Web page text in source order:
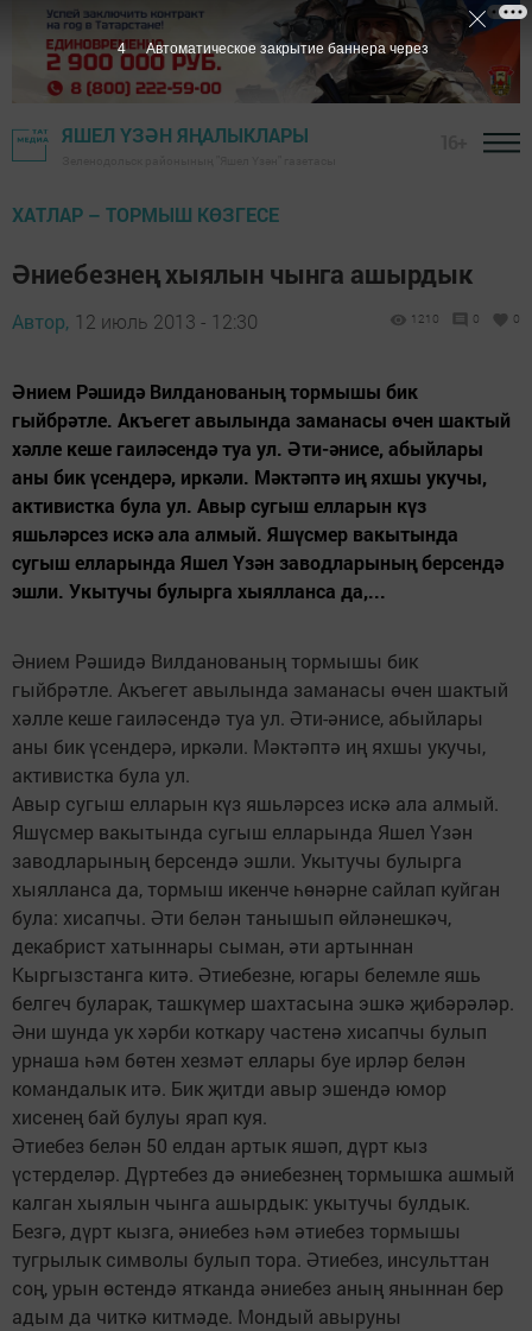
ЯШЕЛ ҮЗӘН ЯҢАЛЫКЛАРЫ
ХАТЛАР – ТОРМЫШ КӨЗГЕСЕ
Әниебезнең хыялын чынга ашырдык
Автор, 12 июль 2013 - 12:30 1210 0 0
Әнием Рәшидә Вилданованың тормышы бик
гыйбрәтле. Акъегет авылында заманасы өчен шактый
хәлле кеше гаиләсендә туа ул. Әти-әнисе, абыйлары
аны бик үсендерә, иркәли. Мәктәптә иң яхшы укучы,
активистка була ул. Авыр сугыш елларын күз
яшьләрсез искә ала алмый. Яшүсмер вакытында
сугыш елларында Яшел Үзән заводларының берсендә
эшли. Укытучы булырга хыялланса да,...
Әнием Рәшидә Вилданованың тормышы бик
гыйбрәтле. Акъегет авылында заманасы өчен шактый
хәлле кеше гаиләсендә туа ул. Әти-әнисе, абыйлары
аны бик үсендерә, иркәли. Мәктәптә иң яхшы укучы,
активистка була ул.
Авыр сугыш елларын күз яшьләрсез искә ала алмый.
Яшүсмер вакытында сугыш елларында Яшел Үзән
заводларының берсендә эшли. Укытучы булырга
хыялланса да, тормыш икенче һөнәрне сайлап куйган
була: хисапчы. Әти белән танышып өйләнешкәч,
декабрист хатыннары сыман, әти артыннан
Кыргызстанга китә. Әтиебезне, югары белемле яшь
белгеч буларак, ташкүмер шахтасына эшкә җибәрәләр.
Әни шунда ук хәрби коткару частенә хисапчы булып
урнаша һәм бөтен хезмәт еллары буе ирләр белән
командалык итә. Бик җитди авыр эшендә юмор
хисенең бай булуы ярап куя.
Әтиебез белән 50 елдан артык яшәп, дүрт кыз
үстерделәр. Дүртебез дә әниебезнең тормышка ашмый
калган хыялын чынга ашырдык: укытучы булдык.
Безгә, дүрт кызга, әниебез һәм әтиебез тормышы
тугрылык символы булып тора. Әтиебез, инсульттан
соң, урын өстендә ятканда әниебез аның яныннан бер
адым да читкә китмәде. Мондый авыруны
3 Автоматическое закрытие баннера через